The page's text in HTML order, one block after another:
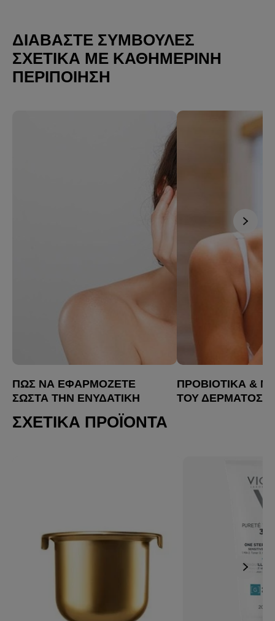
ΔΙΑΒΆΣΤΕ ΣΥΜΒΟΥΛΈΣ
ΣΧΕΤΙΚΆ ΜΕ ΚΑΘΗΜΕΡΙΝΉ
ΠΕΡΙΠΟΊΗΣΗ
ΠΏΣ ΝΑ ΕΦΑΡΜΌΖΕΤΕ
ΣΩΣΤΆ ΤΗΝ ΕΝΥΔΑΤΙΚΉ
ΠΡΟΒΙΟΤΙΚΆ &
ΤΟΥ ΔΈΡΜΑΤΟΣ:
ΣΧΕΤΙΚΆ ΠΡΟΪΌΝΤΑ